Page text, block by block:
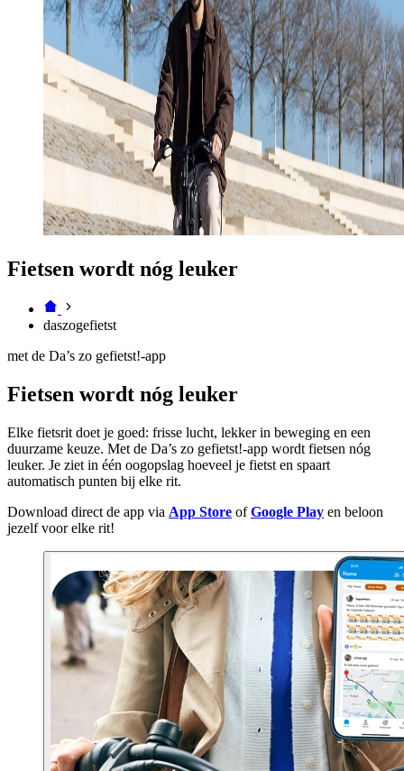
Fietsen wordt nóg leuker
daszogefietst
met de Da’s zo gefietst!-app
Fietsen wordt nóg leuker
Elke fietsrit doet je goed: frisse lucht, lekker in beweging en een
duurzame keuze. Met de Da’s zo gefietst!-app wordt fietsen nóg
leuker. Je ziet in één oogopslag hoeveel je fietst en spaart
automatisch punten bij elke rit.
Download direct de app via App Store ofGoogle Play en beloon
jezelf voor elke rit!